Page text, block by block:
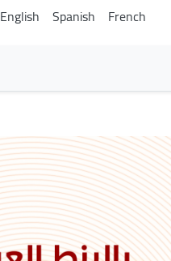
English Spanish French